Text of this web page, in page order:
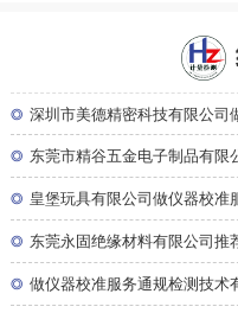
◎ 深圳市美德精密科技有限公司
◎ 东莞市精谷五金电子制品有限
◎ 皇堡玩具有限公司做仪器校准
◎ 东莞永固绝缘材料有限公司推
◎ 做仪器校准服务通规检测技术